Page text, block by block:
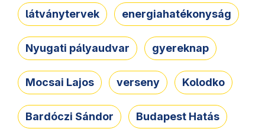
látványtervek energiahatékonyság
Nyugati pályaudvar gyereknap
Mocsai Lajos verseny Kolodko
Bardóczi Sándor Budapest Hatás